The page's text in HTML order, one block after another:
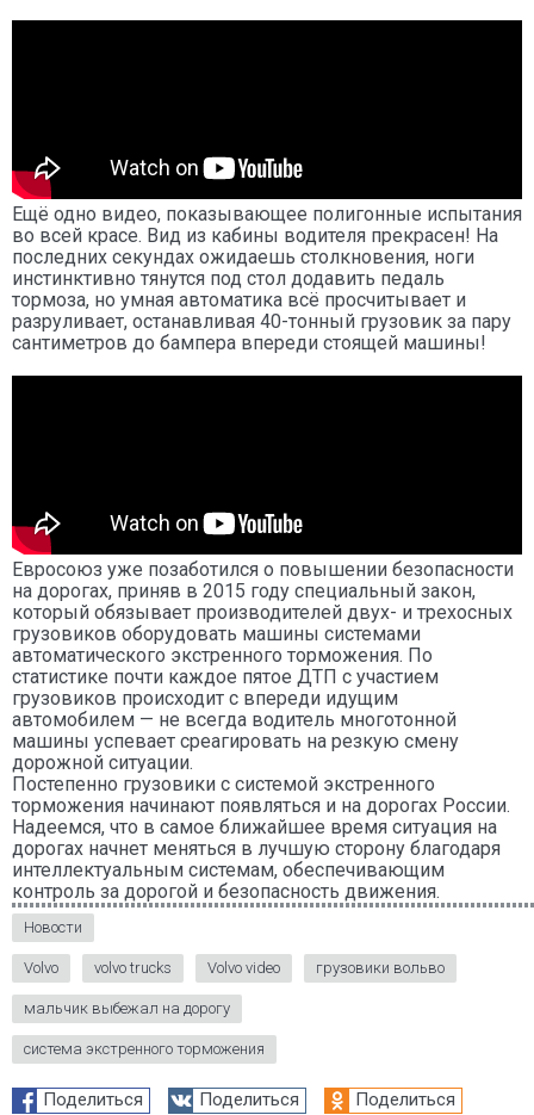
Ещё одно видео, показывающее полигонные испытания
во всей красе. Вид из кабины водителя прекрасен! На
последних секундах ожидаешь столкновения, ноги
инстинктивно тянутся под стол додавить педаль
тормоза, но умная автоматика всё просчитывает и
разруливает, останавливая 40-тонный грузовик за пару
сантиметров до бампера впереди стоящей машины!
Евросоюз уже позаботился о повышении безопасности
на дорогах, приняв в 2015 году специальный закон,
который обязывает производителей двух- и трехосных
грузовиков оборудовать машины системами
автоматического экстренного торможения. По
статистике почти каждое пятое ДТП с участием
грузовиков происходит с впереди идущим
автомобилем — не всегда водитель многотонной
машины успевает среагировать на резкую смену
дорожной ситуации.
Постепенно грузовики с системой экстренного
торможения начинают появляться и на дорогах России.
Надеемся, что в самое ближайшее время ситуация на
дорогах начнет меняться в лучшую сторону благодаря
интеллектуальным системам, обеспечивающим
контроль за дорогой и безопасность движения.
Новости
Volvo volvo trucks Volvo video грузовики вольво
мальчик выбежал на дорогу
система экстренного торможения
Поделиться Поделиться
Поделиться